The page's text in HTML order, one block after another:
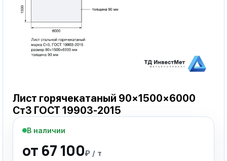
Лист горячекатаный 90×1500×6000
Ст3 ГОСТ 19903-2015
В наличии
от 67 100₽ / т